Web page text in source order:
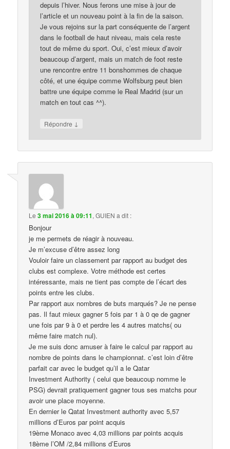
depuis l’hiver. Nous ferons une mise à jour de
l’article et un nouveau point à la fin de la saison.
Je vous rejoins sur la part conséquente de l’argent
dans le football de haut niveau, mais cela reste
tout de même du sport. Oui, c’est mieux d’avoir
beaucoup d’argent, mais un match de foot reste
une rencontre entre 11 bonshommes de chaque
côté, et une équipe comme Wolfsburg peut bien
battre une équipe comme le Real Madrid (sur un
match en tout cas ^^).
Répondre ↓
Le3 mai 2016 à 09:11,GUIEN a dit :
Bonjour
je me permets de réagir à nouveau.
Je m’excuse d’être assez long
Vouloir faire un classement par rapport au budget des
clubs est complexe. Votre méthode est certes
intéressante, mais ne tient pas compte de l’écart des
points entre les clubs.
Par rapport aux nombres de buts marqués? Je ne pense
pas. Il faut mieux gagner 5 fois par 1 à 0 qe de gagner
une fois par 9 à 0 et perdre les 4 autres matchs( ou
même faire match nul).
Je me suis donc amuser à faire le calcul par rapport au
nombre de points dans le championnat. c’est loin d’être
parfait car avec le budget qu’il a le Qatar
Investment Authority ( celui que beaucoup nomme le
PSG) devrait pratiquement gagner tous ses matchs pour
avoir une place moyenne.
En dernier le Qatat Investment authority avec 5,57
millions d’Euros par point acquis
19ème Monaco avec 4,03 millions par points acquis
18ème l’OM /2,84 millions d’Euros